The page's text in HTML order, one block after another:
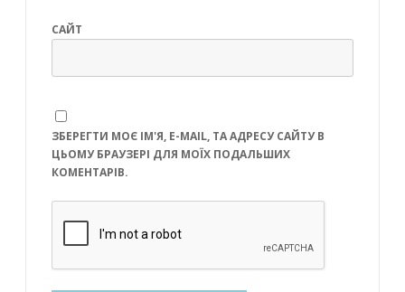
САЙТ
ЗБЕРЕГТИ МОЄ ІМ'Я, E-MAIL, ТА АДРЕСУ САЙТУ В
ЦЬОМУ БРАУЗЕРІ ДЛЯ МОЇХ ПОДАЛЬШИХ
КОМЕНТАРІВ.